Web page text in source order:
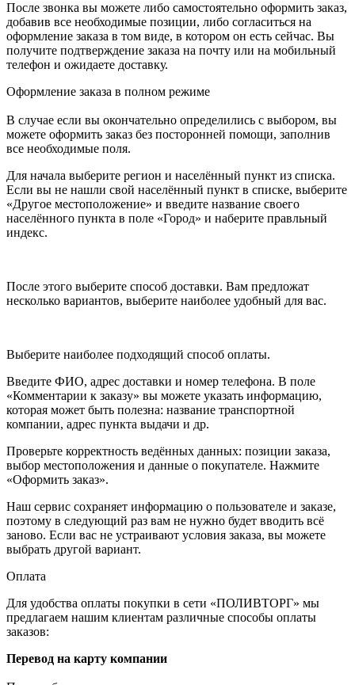
После звонка вы можете либо самостоятельно оформить заказ,
добавив все необходимые позиции, либо согласиться на
оформление заказа в том виде, в котором он есть сейчас. Вы
получите подтверждение заказа на почту или на мобильный
телефон и ожидаете доставку.
Оформление заказа в полном режиме
В случае если вы окончательно определились с выбором, вы
можете оформить заказ без посторонней помощи, заполнив
все необходимые поля.
Для начала выберите регион и населённый пункт из списка.
Если вы не нашли свой населённый пункт в списке, выберите
«Другое местоположение» и введите название своего
населённого пункта в поле «Город» и наберите правльный
индекс.
После этого выберите способ доставки. Вам предложат
несколько вариантов, выберите наиболее удобный для вас.
Выберите наиболее подходящий способ оплаты.
Введите ФИО, адрес доставки и номер телефона. В поле
«Комментарии к заказу» вы можете указать информацию,
которая может быть полезна: название транспортной
компании, адрес пункта выдачи и др.
Проверьте корректность ведённых данных: позиции заказа,
выбор местоположения и данные о покупателе. Нажмите
«Оформить заказ».
Наш сервис сохраняет информацию о пользователе и заказе,
поэтому в следующий раз вам не нужно будет вводить всё
заново. Если вас не устраивают условия заказа, вы можете
выбрать другой вариант.
Оплата
Для удобства оплаты покупки в сети «ПОЛИВТОРГ» мы
предлагаем нашим клиентам различные способы оплаты
заказов:
Перевод на карту компании